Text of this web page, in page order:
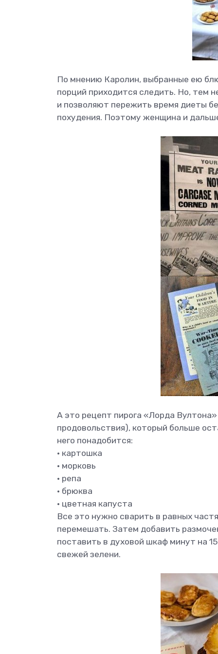
По мнению Каролин, выбранные ею
порций приходится следить. Но, тем
и позволяют пережить время диеты
похудения. Поэтому женщина и
А это рецепт пирога «Лорда
продовольствия), который больше
него понадобится:
• картошка
• морковь
• репа
• брюква
• цветная капуста
Все это нужно сварить в равных
перемешать. Затем добавить
поставить в духовой шкаф минут на
свежей зелени.